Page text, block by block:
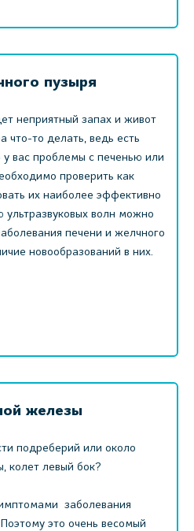
пузыря
неприятный запах и живот
что-то делать, ведь есть
у вас проблемы с печенью или
проверить как
их наиболее эффективно
волн можно
печени и желчного
новообразований в них.
железы
подреберий или около
колет левый бок?
заболевания
это очень весомый